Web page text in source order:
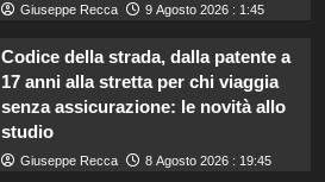
Giuseppe Recca 9 Agosto 2026 : 1:45
Codice della strada, dalla patente a
17 anni alla stretta per chi viaggia
senza assicurazione: le novità allo
studio
Giuseppe Recca 8 Agosto 2026 : 19:45